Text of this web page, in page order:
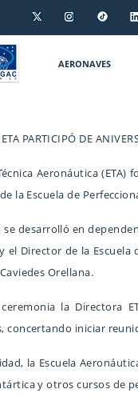
AERONAVES
PARTICIPÓ DE
Aeronáutica
la Escuela de
desarrolló en
el Director de la Escuela
Orellana.
la Directora
concertando iniciar
la Escuela
y otros cursos de